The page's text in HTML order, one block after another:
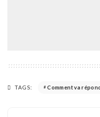
TAGS: Comment va